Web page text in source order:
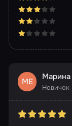
МЕ Марина
Новичок